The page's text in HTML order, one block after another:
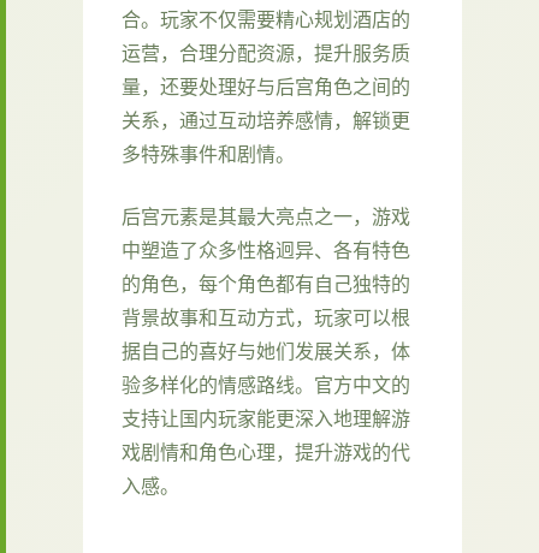
合。玩家不仅需要精心规划酒店的
运营，合理分配资源，提升服务质
量，还要处理好与后宫角色之间的
关系，通过互动培养感情，解锁更
多特殊事件和剧情。
后宫元素是其最大亮点之一，游戏
中塑造了众多性格迥异、各有特色
的角色，每个角色都有自己独特的
背景故事和互动方式，玩家可以根
据自己的喜好与她们发展关系，体
验多样化的情感路线。官方中文的
支持让国内玩家能更深入地理解游
戏剧情和角色心理，提升游戏的代
入感。